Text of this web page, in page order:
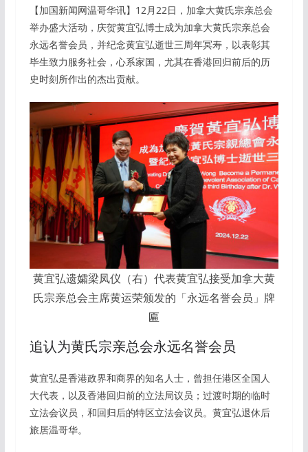
【加国新闻网温哥华讯】12月22日，加拿大黄氏宗亲总会
举办盛大活动，庆贺黄宜弘博士成为加拿大黄氏宗亲总会
永远名誉会员，并纪念黄宜弘逝世三周年冥寿，以表彰其
毕生致力服务社会，心系家国，尤其在香港回归前后的历
史时刻所作出的杰出贡献。
黄宜弘遗孀梁凤仪（右）代表黄宜弘接受加拿大黄
氏宗亲总会主席黄运荣颁发的「永远名誉会员」牌
匾
追认为黄氏宗亲总会永远名誉会员
黄宜弘是香港政界和商界的知名人士，曾担任港区全国人
大代表，以及香港回归前的立法局议员；过渡时期的临时
立法会议员，和回归后的特区立法会议员。黄宜弘退休后
旅居温哥华。